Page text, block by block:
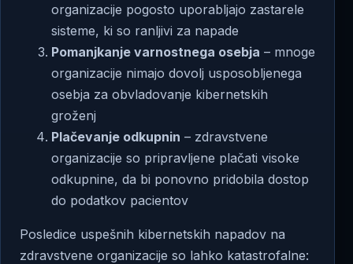
organizacije pogosto uporabljajo zastarele
sisteme, ki so ranljivi za napade
Pomanjkanje varnostnega osebja – mnoge
organizacije nimajo dovolj usposobljenega
osebja za obvladovanje kibernetskih
groženj
Plačevanje odkupnin – zdravstvene
organizacije so pripravljene plačati visoke
odkupnine, da bi ponovno pridobila dostop
do podatkov pacientov
Posledice uspešnih kibernetskih napadov na
zdravstvene organizacije so lahko katastrofalne: